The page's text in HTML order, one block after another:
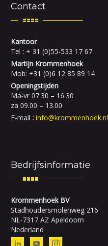
Contact
Kantoor
Tel : + 31 (0)55-533 17 67
Martijn Krommenhoek
Mob: +31 (0)6 12 85 89 14
Openingstijden
Ma-vr 07.30 – 16.30
za 09.00 – 13.00
E-mail :info@krommenhoek.nl
Bedrijfsinformatie
Krommenhoek BV
Stadhoudersmolenweg 216
NL-7317 AZ Apeldoorn
Nederland